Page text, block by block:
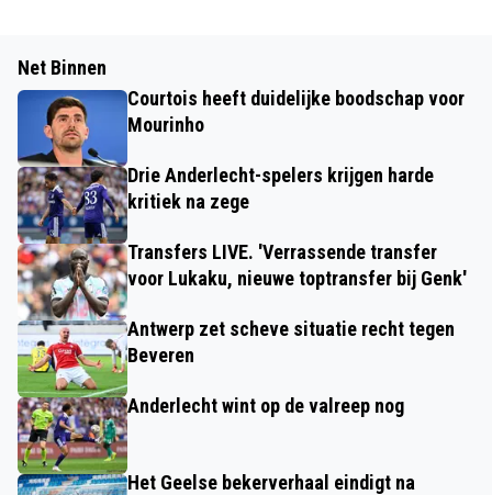
Net Binnen
Courtois heeft duidelijke boodschap voor
Mourinho
Drie Anderlecht-spelers krijgen harde
kritiek na zege
Transfers LIVE. 'Verrassende transfer
voor Lukaku, nieuwe toptransfer bij Genk'
Antwerp zet scheve situatie recht tegen
Beveren
Anderlecht wint op de valreep nog
Het Geelse bekerverhaal eindigt na